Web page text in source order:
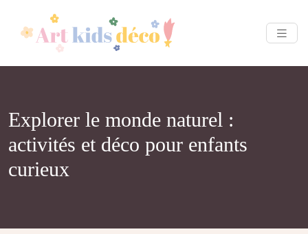
Explorer le monde naturel :
activités et déco pour enfants
curieux